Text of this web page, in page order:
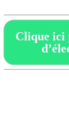
Clique ici